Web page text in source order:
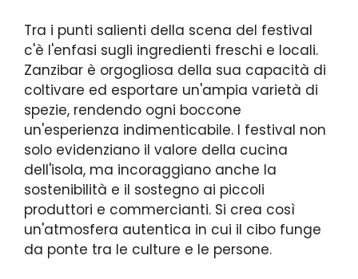
Tra i punti salienti della scena del festival
c'è l'enfasi sugli ingredienti freschi e locali.
Zanzibar è orgogliosa della sua capacità di
coltivare ed esportare un'ampia varietà di
spezie, rendendo ogni boccone
un'esperienza indimenticabile. I festival non
solo evidenziano il valore della cucina
dell'isola, ma incoraggiano anche la
sostenibilità e il sostegno ai piccoli
produttori e commercianti. Si crea così
un'atmosfera autentica in cui il cibo funge
da ponte tra le culture e le persone.